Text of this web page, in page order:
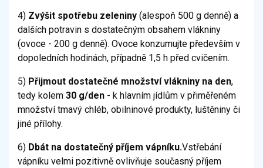
4) Zvýšit spotřebu zeleniny (alespoň 500 g denně) a
dalších potravin s dostatečným obsahem vlákniny
(ovoce - 200 g denně). Ovoce konzumujte především v
dopoledních hodinách, případně 1,5 h před cvičením.
5) Přijmout dostatečné množství vlákniny na den,
tedy kolem 30 g/den - k hlavním jídlům v přiměřeném
množství tmavý chléb, obilninové produkty, luštěniny či
jiné přílohy.
6) Dbát na dostatečný příjem vápníku.Vstřebání
vápníku velmi pozitivně ovlivňuje současný příjem